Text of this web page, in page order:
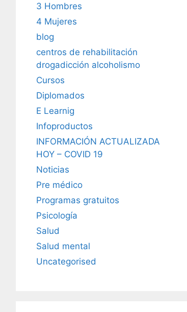
3 Hombres
4 Mujeres
blog
centros de rehabilitación
drogadicción alcoholismo
Cursos
Diplomados
E Learnig
Infoproductos
INFORMACIÓN ACTUALIZADA
HOY – COVID 19
Noticias
Pre médico
Programas gratuitos
Psicología
Salud
Salud mental
Uncategorised